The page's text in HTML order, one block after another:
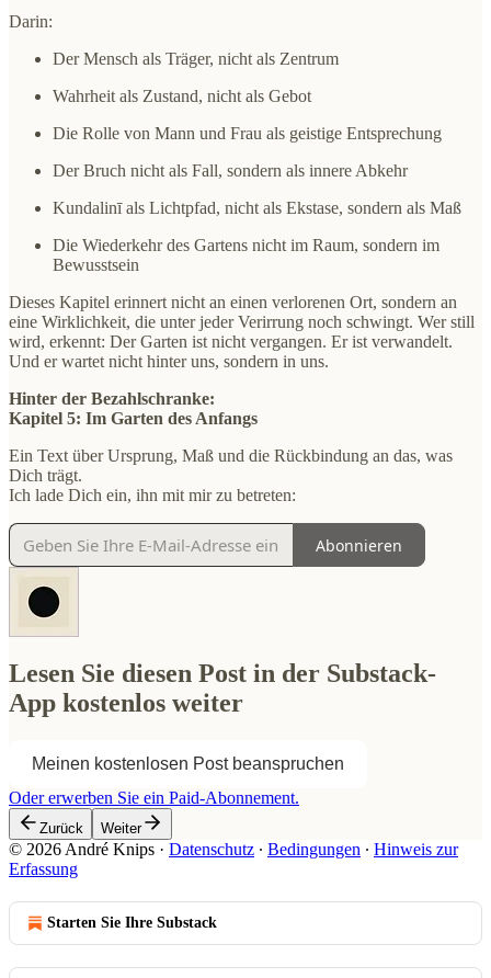
Darin:
Der Mensch als Träger, nicht als Zentrum
Wahrheit als Zustand, nicht als Gebot
Die Rolle von Mann und Frau als geistige Entsprechung
Der Bruch nicht als Fall, sondern als innere Abkehr
Kundalinī als Lichtpfad, nicht als Ekstase, sondern als Maß
Die Wiederkehr des Gartens nicht im Raum, sondern im
Bewusstsein
Dieses Kapitel erinnert nicht an einen verlorenen Ort, sondern an
eine Wirklichkeit, die unter jeder Verirrung noch schwingt. Wer still
wird, erkennt: Der Garten ist nicht vergangen. Er ist verwandelt.
Und er wartet nicht hinter uns, sondern in uns.
Hinter der Bezahlschranke:
Kapitel 5: Im Garten des Anfangs
Ein Text über Ursprung, Maß und die Rückbindung an das, was
Dich trägt.
Ich lade Dich ein, ihn mit mir zu betreten:
Abonnieren
Lesen Sie diesen Post in der Substack-
App kostenlos weiter
Meinen kostenlosen Post beanspruchen
Oder erwerben Sie ein Paid-Abonnement.
Zurück Weiter
© 2026 André Knips · Datenschutz ∙ Bedingungen ∙ Hinweis zur
Erfassung
Starten Sie Ihre Substack